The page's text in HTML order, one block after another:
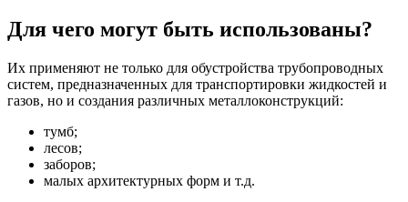
Для чего могут быть использованы?
Их применяют не только для обустройства трубопроводных
систем, предназначенных для транспортировки жидкостей и
газов, но и создания различных металлоконструкций:
тумб;
лесов;
заборов;
малых архитектурных форм и т.д.